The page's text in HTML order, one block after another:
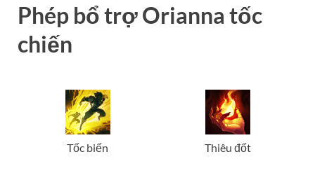
Phép bổ trợ Orianna tốc
chiến
Tốc biến Thiêu đốt